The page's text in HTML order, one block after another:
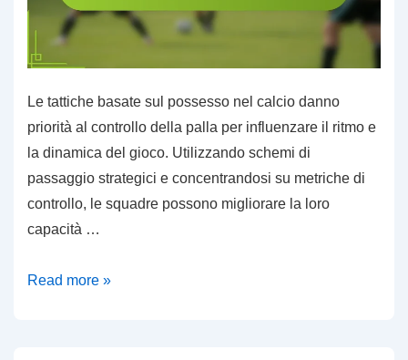
Le tattiche basate sul possesso nel calcio danno
priorità al controllo della palla per influenzare il ritmo e
la dinamica del gioco. Utilizzando schemi di
passaggio strategici e concentrandosi su metriche di
controllo, le squadre possono migliorare la loro
capacità …
Tattiche
Read more »